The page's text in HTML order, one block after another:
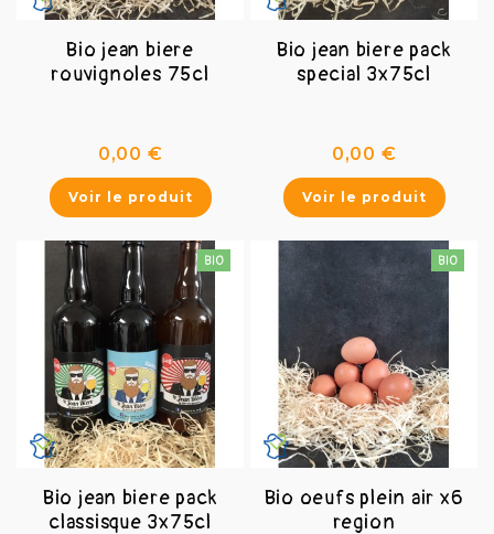
Bio jean biere
rouvignoles 75cl
0,00 €Prix
Voir le produit
Bio jean biere pack
special 3x75cl
0,00 €Prix
Voir le produit
Bio jean biere pack
classisque 3x75cl
Bio oeufs plein air x6
region